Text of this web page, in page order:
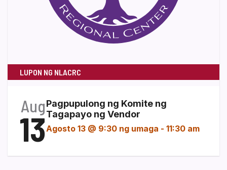
LUPON NG NLACRC
Aug
13
Pagpupulong ng Komite ng
Tagapayo ng Vendor
Agosto 13 @ 9:30 ng umaga - 11:30 am